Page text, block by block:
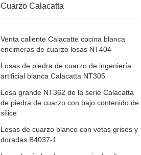
Cuarzo Calacatta
Venta caliente Calacatte cocina blanca
encimeras de cuarzo losas NT404
Losas de piedra de cuarzo de ingeniería
artificial blanca Calacatta NT305
Losa grande NT362 de la serie Calacatta
de piedra de cuarzo con bajo contenido de
sílice
Losas de cuarzo blanco con vetas grises y
doradas B4037-1